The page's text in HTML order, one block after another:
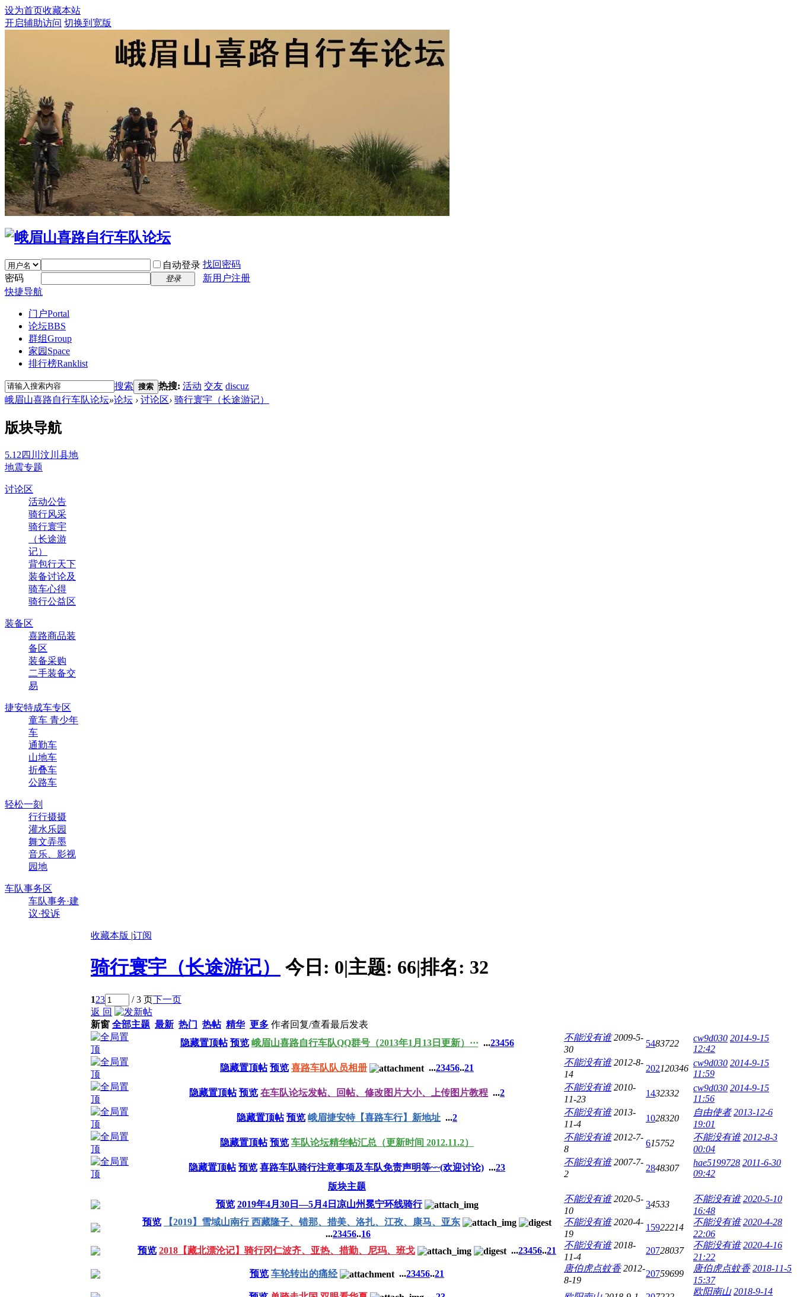
设为首页收藏本站
开启辅助访问 切换到宽版
自动登录 找回密码
密码
登录
新用户注册
快捷导航
门户Portal
论坛BBS
群组Group
家园 Space
排行榜Ranklist
搜索 搜索 热搜: 活动 交友 discuz
峨眉山喜路自行车队论坛»论坛 › 讨论区› 骑行寰宇（长途游记）
版块导航
5.12四川汶川县地
地震专题
讨论区
活动公告
骑行风采
骑行寰宇
（长途游
记）
背包行天下
装备讨论及
骑车心得
骑行公益区
装备区
喜路商品装
备区
装备采购
二手装备交
易
捷安特成车专区
童车 青少年
车
通勤车
山地车
折叠车
公路车
轻松一刻
行行摄摄
灌水乐园
舞文弄墨
音乐、影视
园地
车队事务区
车队事务·建
议·投诉
收藏本版 |订阅
骑行寰宇（长途游记） 今日: 0|主题: 66|排名: 32
123 / 3 页下一页
返 回
新窗 全部主题 最新 热门 热帖 精华 更多 作者回复/查看最后发表
隐藏置顶帖 预览 峨眉山喜路自行车队QQ群号（2013年1月13日更新）··· ...23456
不能没有谁 2009-5-
30
5483722
cw9d030 2014-9-15
12:42
隐藏置顶帖 预览 喜路车队队员相册 ...23456..21
不能没有谁 2012-8-
14
202120346
cw9d030 2014-9-15
11:59
隐藏置顶帖 预览 在车队论坛发帖、回帖、修改图片大小、上传图片教程 ...2
不能没有谁 2010-
11-23
1432332
cw9d030 2014-9-15
11:56
隐藏置顶帖 预览 峨眉捷安特【喜路车行】新地址 ...2
不能没有谁 2013-
11-4
1028320
自由使者 2013-12-6
19:01
隐藏置顶帖 预览 车队论坛精华帖汇总（更新时间 2012.11.2）
不能没有谁 2012-7-
8
615752
不能没有谁 2012-8-3
00:04
隐藏置顶帖 预览 喜路车队骑行注意事项及车队免责声明等~~(欢迎讨论) ...23
不能没有谁 2007-7-
2
2848307
hae5199728 2011-6-30
09:42
版块主题
预览 2019年4月30日—5月4日凉山州冕宁环线骑行
不能没有谁 2020-5-
10
34533
不能没有谁 2020-5-10
16:48
预览
【2019】雪域山南行 西藏隆子、错那、措美、洛扎、江孜、康马、亚东
...23456..16
不能没有谁 2020-4-
19
15922214
不能没有谁 2020-4-28
22:06
预览 2018【藏北漂沦记】骑行冈仁波齐、亚热、措勤、尼玛、班戈 ...23456..21
不能没有谁 2018-
11-4
20728037
不能没有谁 2020-4-16
21:22
预览 车轮转出的痛经 ...23456..21
唐伯虎点蚊香 2012-
8-19
20759699
唐伯虎点蚊香 2018-11-5
15:37
欧阳南山 2018-9-14